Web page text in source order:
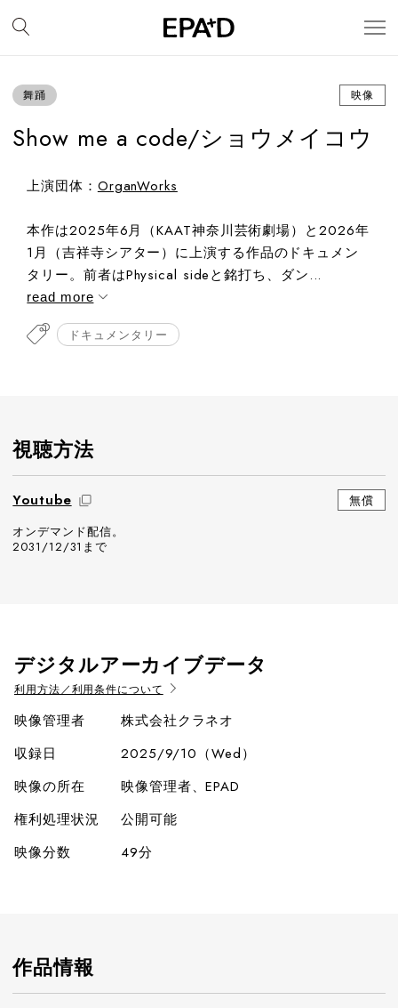
舞踊 映像
Show me a code/ショウメイコウ
上演団体： OrganWorks
本作は2025年6月（KAAT神奈川芸術劇場）と2026年
1月（吉祥寺シアター）に上演する作品のドキュメン
タリー。前者はPhysical sideと銘打ち、ダン...
read more
ドキュメンタリー
視聴方法
Youtube
無償
オンデマンド配信。
2031/12/31まで
デジタルアーカイブデータ
利用方法／利用条件について
映像管理者
株式会社クラネオ
収録日
2025/9/10（Wed）
映像の所在
映像管理者、EPAD
権利処理状況
公開可能
映像分数
49分
作品情報